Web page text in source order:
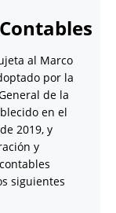
al Marco
por la
de la
en el
2019, y
y
siguientes